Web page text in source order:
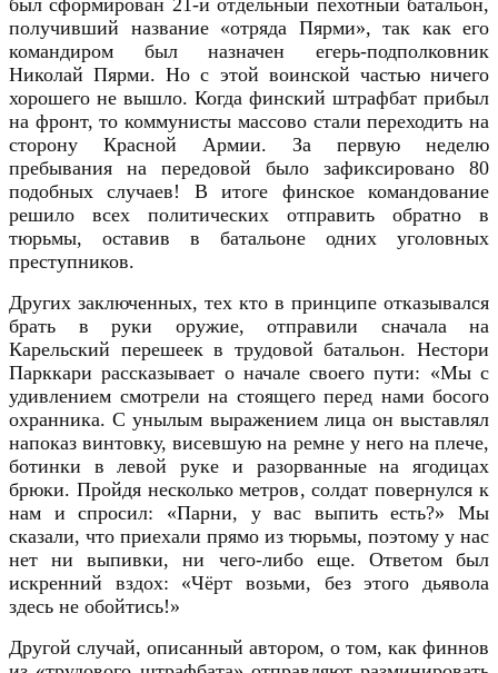
получивший название «отряда Пярми», так как его
командиром был назначен егерь-подполковник
Николай Пярми. Но с этой воинской частью ничего
хорошего не вышло. Когда финский штрафбат прибыл
на фронт, то коммунисты массово стали переходить на
сторону Красной Армии. За первую неделю
пребывания на передовой было зафиксировано 80
подобных случаев! В итоге финское командование
решило всех политических отправить обратно в
тюрьмы, оставив в батальоне одних уголовных
преступников.
Других заключенных, тех кто в принципе отказывался
брать в руки оружие, отправили сначала на
Карельский перешеек в трудовой батальон. Нестори
Парккари рассказывает о начале своего пути: «Мы с
удивлением смотрели на стоящего перед нами босого
охранника. С унылым выражением лица он выставлял
напоказ винтовку, висевшую на ремне у него на плече,
ботинки в левой руке и разорванные на ягодицах
брюки. Пройдя несколько метров, солдат повернулся к
нам и спросил: «Парни, у вас выпить есть?» Мы
сказали, что приехали прямо из тюрьмы, поэтому у нас
нет ни выпивки, ни чего-либо еще. Ответом был
искренний вздох: «Чёрт возьми, без этого дьявола
здесь не обойтись!»
Другой случай, описанный автором, о том, как финнов